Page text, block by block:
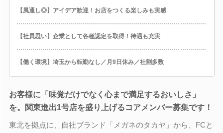
【風通し◎】アイデア歓迎！お店をつくる楽しみも実感
【社員思い】企業として各種認定を取得！待遇も充実
【働く環境】埼玉から転勤なし／月9日休み／社割多数
お客様に「味覚だけでなく心まで満足するおいしさ」
を。関東進出1号店を盛り上げるコアメンバー募集です！
東北を拠点に、自社ブランド「メガネのタカヤ」から、FCと